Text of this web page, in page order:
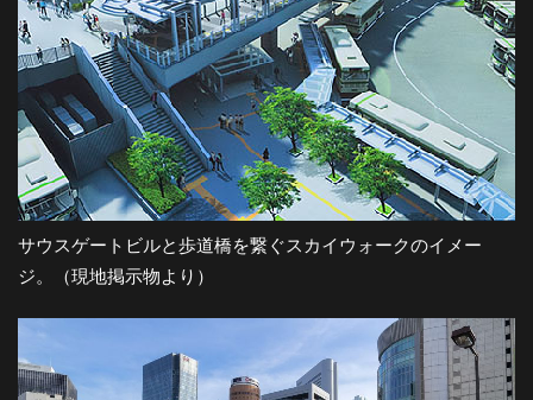
サウスゲートビルと歩道橋を繋ぐスカイウォークのイメー
ジ。（現地掲示物より）